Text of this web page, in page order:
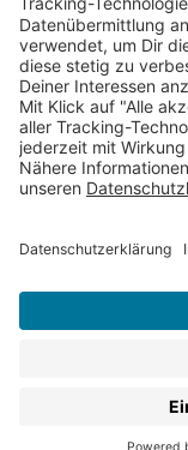
Folge uns auf
*
Deutschlands
** Lieferzeit 1-3
Thienemann-Esslinger